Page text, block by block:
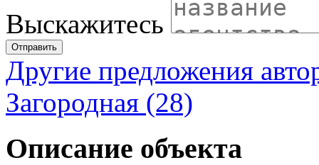
Выскажитесь
Отправить
Другие предложения
Загородная (28)
Описание объекта